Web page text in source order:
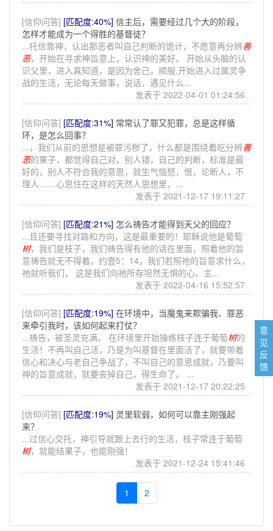
[信仰问答] [匹配度:40%] 信主后，需要经过几个大的阶段，
怎样才能成为一个得胜的基督徒？
...托信靠神，认出那恶者叫自己判断的诡计，不愿意再分辨善
恶，开始在寻求神旨意上，认识神的美好。 开始从头脑的认
识父里，进入真知道，是因为舍己，顺服,开始进入过属灵争
战的生活，无论每天做事，说话，遇见什么...
发表于 2022-04-01 01:24:56
[信仰问答] [匹配度:31%] 常常认了罪又犯罪，总是这样循
环，是怎么回事？
...，我们从前的思想是被罪污秽了，什么都是围绕着吃分辨善
恶的果子，都觉得自己对，别人错，自己的判断，标准是最
好的，别人不符合我的意思，就生气恼怒，恨，论断人，不
理人……心思住在这样的天然人思想里，...
发表于 2021-12-17 19:11:27
[信仰问答] [匹配度:21%] 怎么祷告才能得到天父的回应？
...且还要寻找对路和方向，这是最重要的！耶稣说他是葡萄
树，我们是枝子，我们祷告得有他的话在里面，照着他的旨
意祷告就无不得着。约壹5：14，我们若照祂的旨意求什么，
祂就听我们， 这是我们向祂所存坦然无惧的心。主...
发表于 2022-04-16 15:52:57
[信仰问答] [匹配度:19%] 在环境中，当魔鬼来欺骗我、罪恶
来牵引我时，该如何起来打仗？
...祷告，被圣灵充满。 在环境里开始操练枝子连于葡萄树的
生活！不再叫自己活，乃是为叫基督在里面活了，就要带着
信心和决心与老自己争战了，不叫自己的意思成就，乃要叫
神的旨意成就，就要丧掉自己，得生命了。 ...
发表于 2021-12-17 20:22:25
[信仰问答] [匹配度:19%] 灵里软弱，如何可以靠主刚强起
来？
...过信心交托，神引导就跟上去行的生活，枝子常连于葡萄
树，就能结果子，也能刚强！
发表于 2021-12-24 15:41:46
1 2
意
见
反
馈